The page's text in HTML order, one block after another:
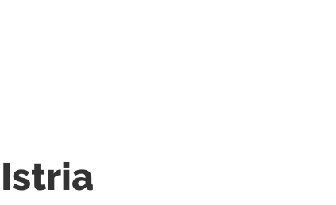
Istria